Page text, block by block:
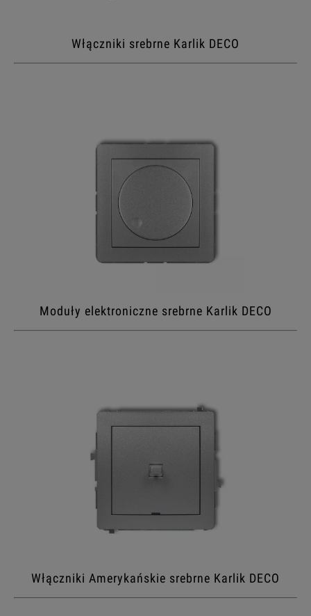
Włączniki srebrne Karlik DECO
Moduły elektroniczne srebrne Karlik DECO
Włączniki Amerykańskie srebrne Karlik DECO